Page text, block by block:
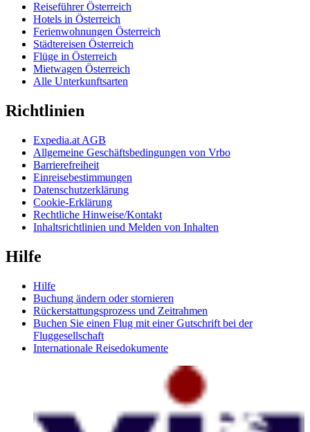
Reiseführer Österreich
Hotels in Österreich
Ferienwohnungen Österreich
Städtereisen Österreich
Flüge in Österreich
Mietwagen Österreich
Alle Unterkunftsarten
Richtlinien
Expedia.at AGB
Allgemeine Geschäftsbedingungen von Vrbo
Barrierefreiheit
Einreisebestimmungen
Datenschutzerklärung
Cookie-Erklärung
Rechtliche Hinweise/Kontakt
Inhaltsrichtlinien und Melden von Inhalten
Hilfe
Hilfe
Buchung ändern oder stornieren
Rückerstattungsprozess und Zeitrahmen
Buchen Sie einen Flug mit einer Gutschrift bei der
Fluggesellschaft
Internationale Reisedokumente